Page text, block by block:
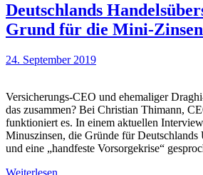
Deutschlands
Grund für die Mini-
24. September 2019
Versicherungs-CEO und ehemaliger
das zusammen? Bei Christian Thimann,
funktioniert es. In einem aktuellen
Minuszinsen, die Gründe für Deutschlands
und eine „handfeste Vorsorgekrise“
Weiterlesen